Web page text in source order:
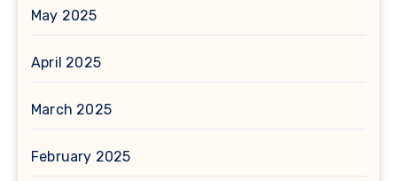
May 2025
April 2025
March 2025
February 2025